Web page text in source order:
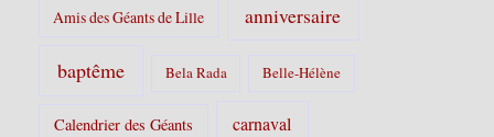
Amis des Géants de Lille anniversaire
baptême Bela Rada Belle-Hélène
Calendrier des Géants carnaval